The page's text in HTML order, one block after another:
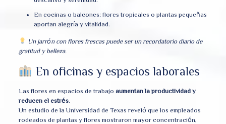
En cocinas o balcones: flores tropicales o plantas pequeñas
aportan alegría y vitalidad.
Un jarrón con flores frescas puede ser un recordatorio diario de
gratitud y belleza.
En oficinas y espacios laborales
Las flores en espacios de trabajo aumentan la productividad y
reducen el estrés.
Un estudio de la Universidad de Texas reveló que los empleados
rodeados de plantas y flores mostraron mayor concentración,